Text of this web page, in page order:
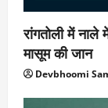
रांगतोली में नाले
मासूम की जान
Devbhoomi